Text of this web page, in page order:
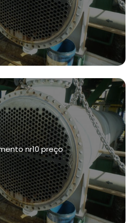
DE INSTRUMENTOS
EM INSTALAÇÕES
DE VAZAMENTOS
PRESSÃO NR13
DE ALIVIO
DE MEDIÇÃO
nr10 preço